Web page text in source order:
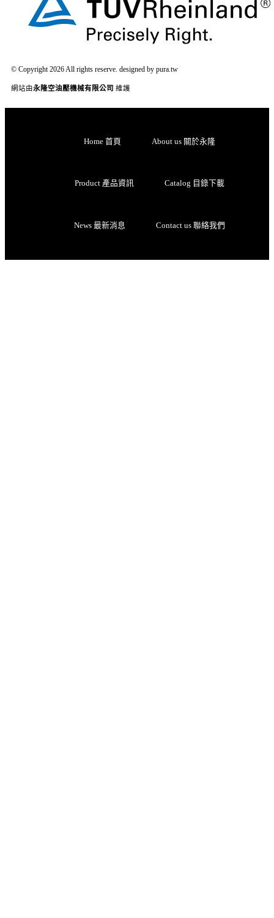
© Copyright 2026 All rights reserve. designed by pura.tw
網站由永隆空油壓機械有限公司 維護
Home 首頁 About us 關於永隆
Product 產品資訊 Catalog 目錄下載
News 最新消息 Contact us 聯絡我們